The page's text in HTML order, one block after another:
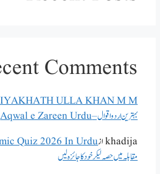
Comments
ULLA KHAN M M
بہترین اردو اقوال – Aqwal e Zareen Urdu
khadijaاز
مقابلہ میں حصہ لیکر خود کا جائزہ لیں